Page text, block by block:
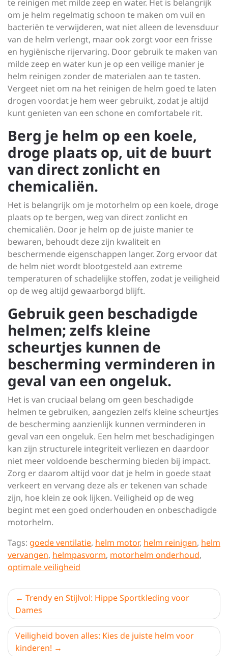
te reinigen met milde zeep en water. Het is belangrijk
om je helm regelmatig schoon te maken om vuil en
bacteriën te verwijderen, wat niet alleen de levensduur
van de helm verlengt, maar ook zorgt voor een frisse
en hygiënische rijervaring. Door gebruik te maken van
milde zeep en water kun je op een veilige manier je
helm reinigen zonder de materialen aan te tasten.
Vergeet niet om na het reinigen de helm goed te laten
drogen voordat je hem weer gebruikt, zodat je altijd
kunt genieten van een schone en comfortabele rit.
Berg je helm op een koele,
droge plaats op, uit de buurt
van direct zonlicht en
chemicaliën.
Het is belangrijk om je motorhelm op een koele, droge
plaats op te bergen, weg van direct zonlicht en
chemicaliën. Door je helm op de juiste manier te
bewaren, behoudt deze zijn kwaliteit en
beschermende eigenschappen langer. Zorg ervoor dat
de helm niet wordt blootgesteld aan extreme
temperaturen of schadelijke stoffen, zodat je veiligheid
op de weg altijd gewaarborgd blijft.
Gebruik geen beschadigde
helmen; zelfs kleine
scheurtjes kunnen de
bescherming verminderen in
geval van een ongeluk.
Het is van cruciaal belang om geen beschadigde
helmen te gebruiken, aangezien zelfs kleine scheurtjes
de bescherming aanzienlijk kunnen verminderen in
geval van een ongeluk. Een helm met beschadigingen
kan zijn structurele integriteit verliezen en daardoor
niet meer voldoende bescherming bieden bij impact.
Zorg er daarom altijd voor dat je helm in goede staat
verkeert en vervang deze als er tekenen van schade
zijn, hoe klein ze ook lijken. Veiligheid op de weg
begint met een goed onderhouden en onbeschadigde
motorhelm.
Tags: goede ventilatie, helm motor, helm reinigen, helm
vervangen, helmpasvorm, motorhelm onderhoud,
optimale veiligheid
Berichtnavigatie
Trendy en Stijlvol: Hippe Sportkleding voor
Dames
Veiligheid boven alles: Kies de juiste helm voor
kinderen!